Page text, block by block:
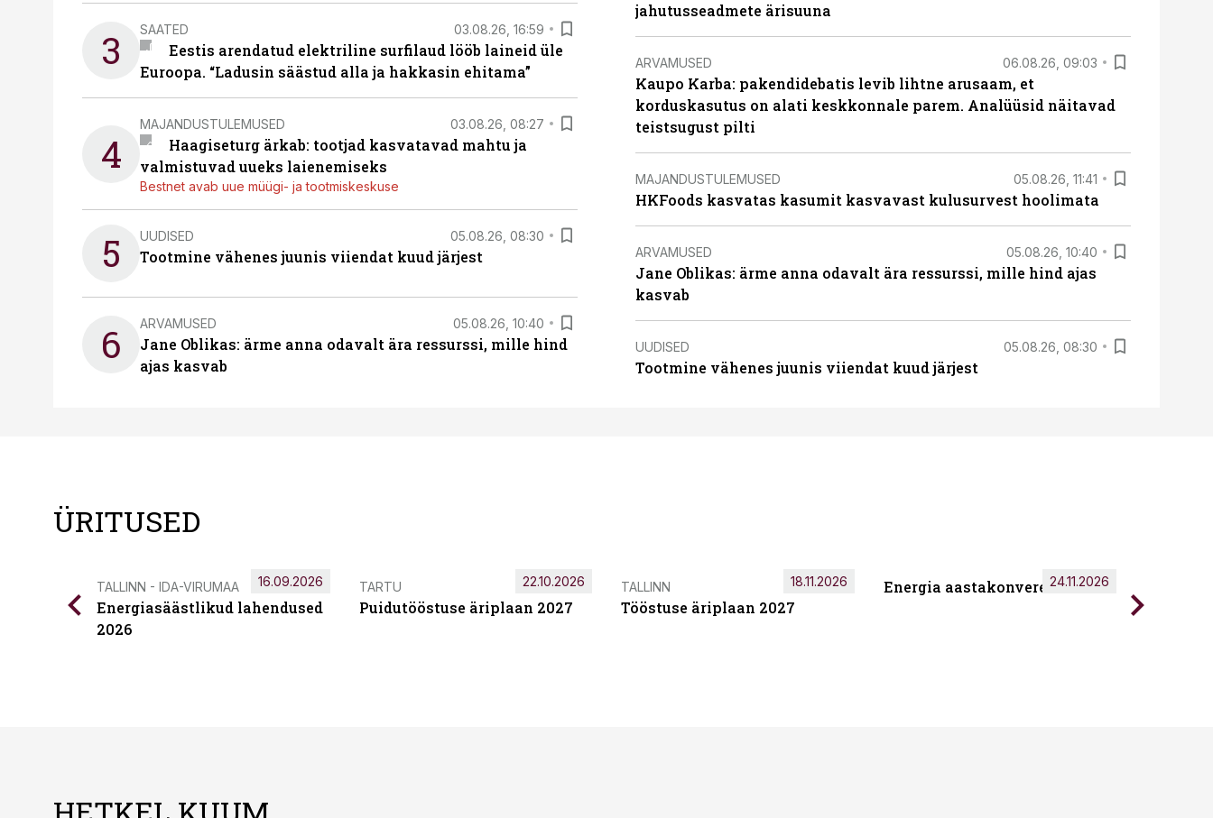
3 SAATED 03.08.26, 16:59
Eestis arendatud elektriline surfilaud lööb laineid üle
Euroopa. “Ladusin säästud alla ja hakkasin ehitama”
4
MAJANDUSTULEMUSED 03.08.26, 08:27
Haagiseturg ärkab: tootjad kasvatavad mahtu ja
valmistuvad uueks laienemiseks
Bestnet avab uue müügi- ja tootmiskeskuse
5 UUDISED 05.08.26, 08:30
Tootmine vähenes juunis viiendat kuud järjest
6 ARVAMUSED 05.08.26, 10:40
Jane Oblikas: ärme anna odavalt ära ressurssi, mille hind
ajas kasvab
jahutusseadmete ärisuuna
ARVAMUSED 06.08.26, 09:03
Kaupo Karba: pakendidebatis levib lihtne arusaam, et
korduskasutus on alati keskkonnale parem. Analüüsid näitavad
teistsugust pilti
MAJANDUSTULEMUSED 05.08.26, 11:41
HKFoods kasvatas kasumit kasvavast kulusurvest hoolimata
ARVAMUSED 05.08.26, 10:40
Jane Oblikas: ärme anna odavalt ära ressurssi, mille hind ajas
kasvab
UUDISED 05.08.26, 08:30
Tootmine vähenes juunis viiendat kuud järjest
ÜRITUSED
TALLINN - IDA-VIRUMAA
Energiasäästlikud lahendused
2026
16.09.2026 TARTU
Puidutööstuse äriplaan 2027
22.10.2026 TALLINN
Tööstuse äriplaan 2027
18.11.2026 Energia aastakonverents 2026
24.11.2026